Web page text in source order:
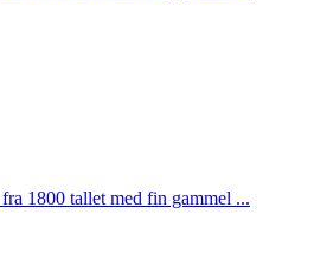
1800 tallet med fin gammel ...